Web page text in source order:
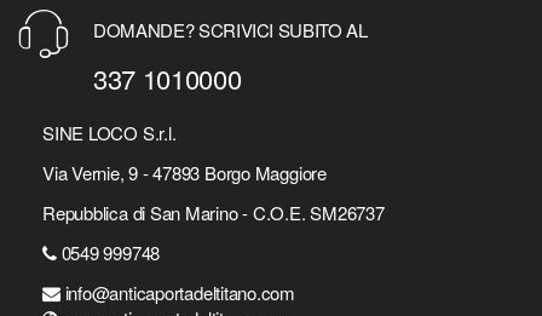
DOMANDE? SCRIVICI SUBITO AL
337 1010000
SINE LOCO S.r.l.
Via Vernie, 9 - 47893 Borgo Maggiore
Repubblica di San Marino - C.O.E. SM26737
0549 999748
info@anticaportadeltitano.com